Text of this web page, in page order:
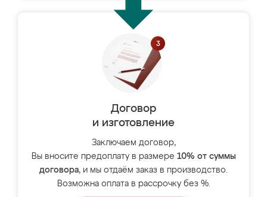
Договор
и изготовление
Заключаем договор,
Вы вносите предоплату в размере 10% от суммы
договора, и мы отдаём заказ в производство.
Возможна оплата в рассрочку без %.